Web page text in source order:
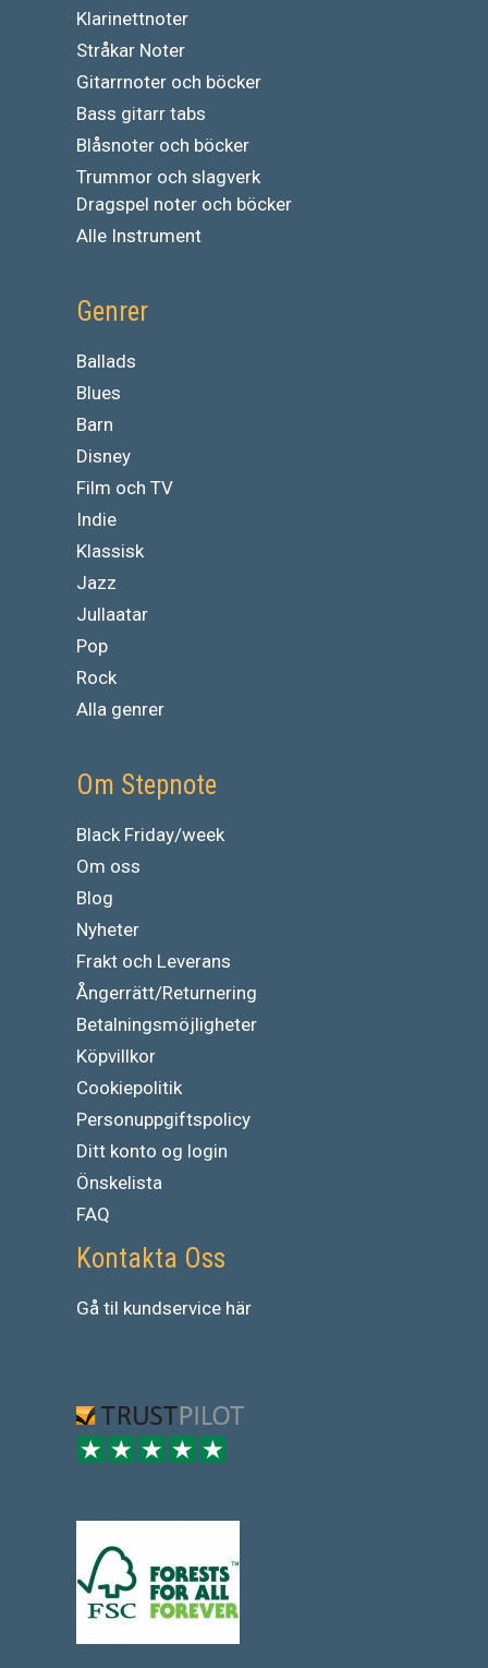
Klarinettnoter
Stråkar Noter
Gitarrnoter och böcker
Bass gitarr tabs
Blåsnoter och böcker
Trummor och slagverk
Dragspel noter och böcker
Alle Instrument
Genrer
Ballads
Blues
Barn
Disney
Film och TV
Indie
Klassisk
Jazz
Jullaatar
Pop
Rock
Alla genrer
Om Stepnote
Black Friday/week
Om oss
Blog
Nyheter
Frakt och Leverans
Ångerrätt/Returnering
Betalningsmöjligheter
Köpvillkor
Cookiepolitik
Personuppgiftspolicy
Ditt konto og login
Önskelista
FAQ
Kontakta Oss
Gå til kundservice här